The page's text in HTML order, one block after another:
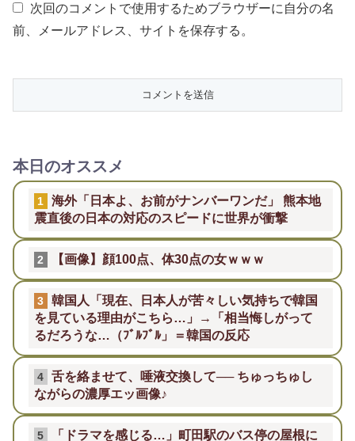
次回のコメントで使用するためブラウザーに自分の名
前、メールアドレス、サイトを保存する。
本日のオススメ
1
海外「日本よ、お前がナンバーワンだ」 熊本地
震直後の日本の対応のスピードに世界が衝撃
2 【画像】顔100点、体30点の女ｗｗｗ
3
韓国人「現在、日本人が苦々しい気持ちで韓国
を見ている理由がこちら…」→「相当悔しがって
るだろうな…（ﾌﾞﾙﾌﾞﾙ」＝韓国の反応
4
舌を絡ませて、唾液交換して── ちゅっちゅし
ながらの濃厚エッ画像♪
5 「ドラマを感じる…」町田駅のバス停の屋根に